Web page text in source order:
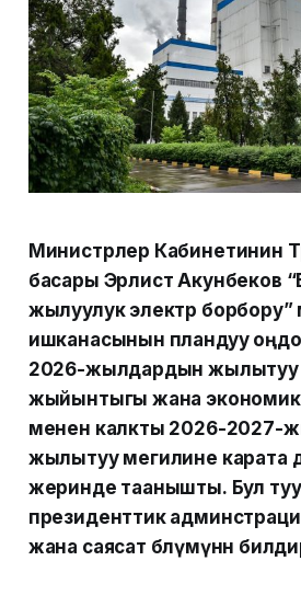
Министрлер Кабинетинин
басары Эрлист Акунбеков
жылуулук электр
ишканасынын пландуу
2026-жылдардын жылытуу
жыйынтыгы жана
менен калкты 2026-2027-
жылытуу мегилине карата
жеринде таанышты. Бул
президенттик
жана саясат бөлүмүнөн